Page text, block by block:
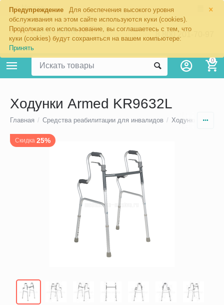
×
Предупреждение
Для обеспечения высокого уровня
обслуживания на этом сайте используются куки (cookies).
Продолжая его использование, вы соглашаетесь с тем, что
куки (cookies) будут сохраняться на вашем компьютере:
Принять
Москва
8 800 201-70-97
0
Ходунки Armed KR9632L
Главная / Средства реабилитации для инвалидов / Ходунки для
Скидка 25%